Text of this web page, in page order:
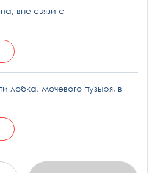
вне связи с
лобка, мочевого пузыря, в